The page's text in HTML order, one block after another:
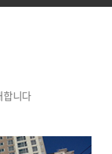
합니다